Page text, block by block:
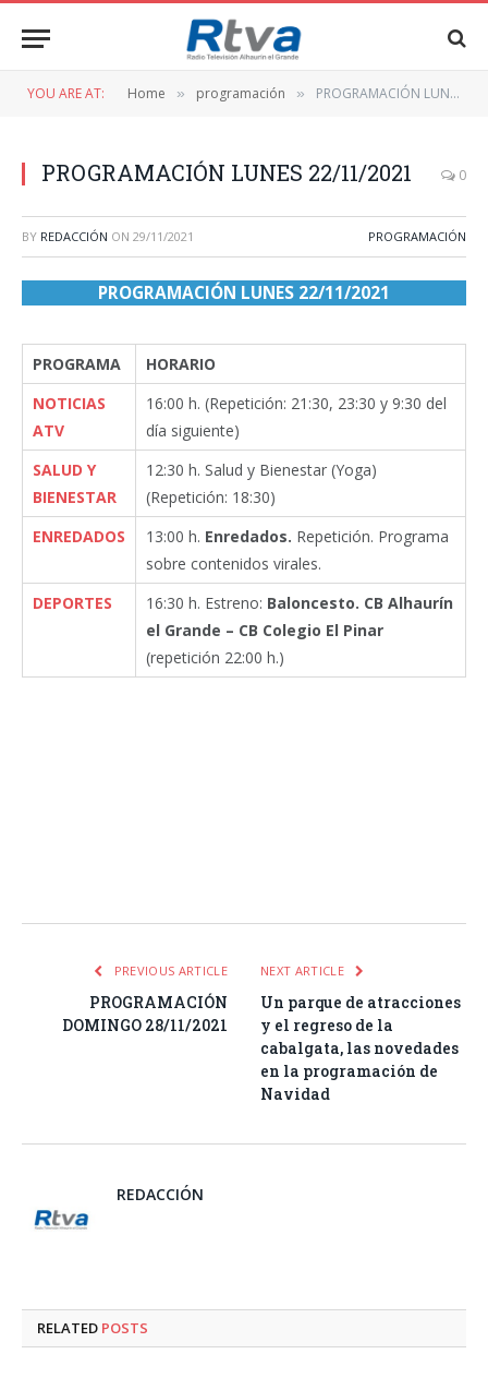
YOU ARE AT: Home » programación » PROGRAMACIÓN LUNES 22/11/2021
PROGRAMACIÓN LUNES 22/11/2021 0
BY REDACCIÓN ON 29/11/2021 PROGRAMACIÓN
PROGRAMACIÓN LUNES 22/11/2021
PROGRAMA
HORARIO
NOTICIAS
ATV
16:00 h. (Repetición: 21:30, 23:30 y 9:30 del
día siguiente)
SALUD Y
BIENESTAR
12:30 h. Salud y Bienestar (Yoga)
(Repetición: 18:30)
ENREDADOS
13:00 h. Enredados. Repetición. Programa
sobre contenidos virales.
DEPORTES
16:30 h. Estreno: Baloncesto. CB Alhaurín
el Grande – CB Colegio El Pinar
(repetición 22:00 h.)
PREVIOUS ARTICLE
PROGRAMACIÓN
DOMINGO 28/11/2021
NEXT ARTICLE
Un parque de atracciones
y el regreso de la
cabalgata, las novedades
en la programación de
Navidad
REDACCIÓN
RELATED POSTS